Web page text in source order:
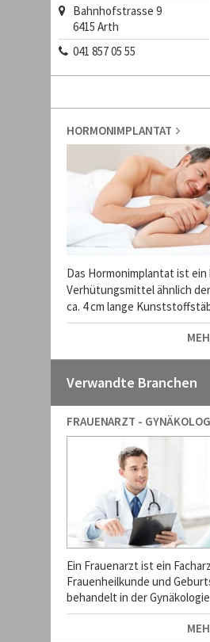
Bahnhofstrasse 9
6415 Arth
041 857 05 55
HORMONIMPLANTAT
Das Hormonimplantat ist ein
Verhütungsmittel ähnlich
ca. 4 cm lange
Verwandte Branchen
FRAUENARZT -
Ein Frauenarzt ist ein
Frauenheilkunde und
behandelt in der Gynäkologie